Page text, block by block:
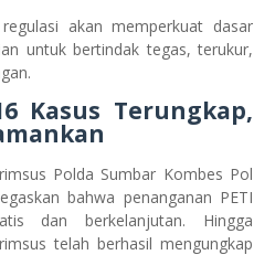
akan memperkuat dasar
untuk bertindak tegas, terukur,
Kasus Terungkap,
Polda Sumbar Kombes Pol
bahwa penanganan PETI
dan berkelanjutan. Hingga
telah berhasil mengungkap